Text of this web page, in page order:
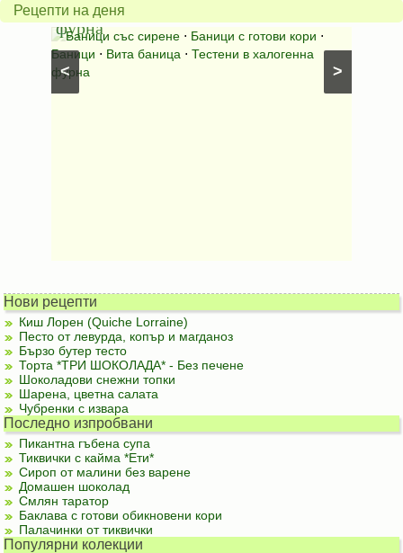
Рецепти на деня
>
<
фурна
Баници със сирене ⋅ Баници с готови кори ⋅
Баници ⋅ Вита баница ⋅ Тестени в халогенна
фурна
Нови рецепти
Киш Лорен (Quiche Lorraine)
Песто от левурда, копър и магданоз
Бързо бутер тесто
Торта *ТРИ ШОКОЛАДА* - Без печене
Шоколадови снежни топки
Шарена, цветна салата
Чубренки с извара
Последно изпробвани
Пикантна гъбена супа
Тиквички с кайма *Ети*
Сироп от малини без варене
Домашен шоколад
Смлян таратор
Баклава с готови обикновени кори
Палачинки от тиквички
Популярни колекции